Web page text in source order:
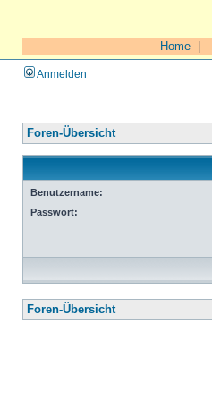
Home
Anmelden
Foren-Übersicht
Benutzername:
Passwort:
Foren-Übersicht